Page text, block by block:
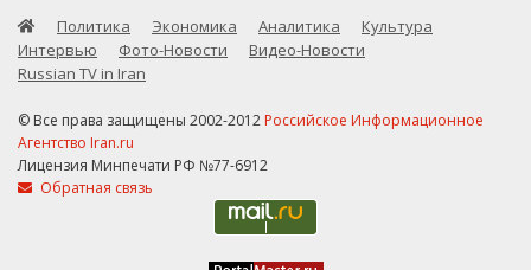
Политика Экономика Аналитика
Культура
Интервью
Фото-Новости
Видео-Новости
Russian TV in Iran
© Все права защищены 2002-2012 Российское Информационное
Агентство Iran.ru
Лицензия Минпечати РФ №77-6912
Обратная связь